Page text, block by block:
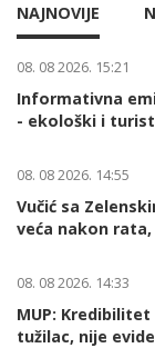
NAJNOVIJE
08. 08 2026. 15:21
Informativna
- ekološki i
08. 08 2026. 14:55
Vučić sa
veća nakon
08. 08 2026. 14:33
MUP:
tužilac, nije